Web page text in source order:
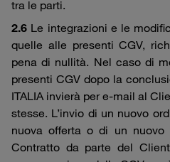
tra le parti.
2.6 Le integrazioni e le
quelle alle presenti CGV,
pena di nullità. Nel caso di
presenti CGV dopo la
ITALIA invierà per e-mail al
stesse. L’invio di un nuovo
nuova offerta o di un nuovo
Contratto da parte del